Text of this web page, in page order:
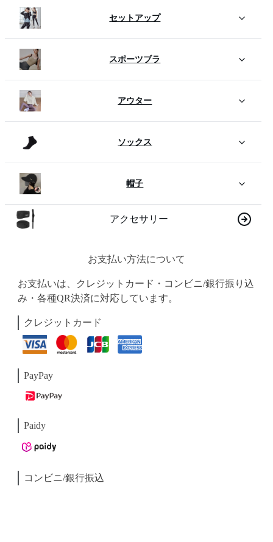
セットアップ
スポーツブラ
アウター
ソックス
帽子
アクセサリー
お支払い方法について
お支払いは、クレジットカード・コンビニ/銀行振り込
み・各種QR決済に対応しています。
クレジットカード
PayPay
Paidy
コンビニ/銀行振込